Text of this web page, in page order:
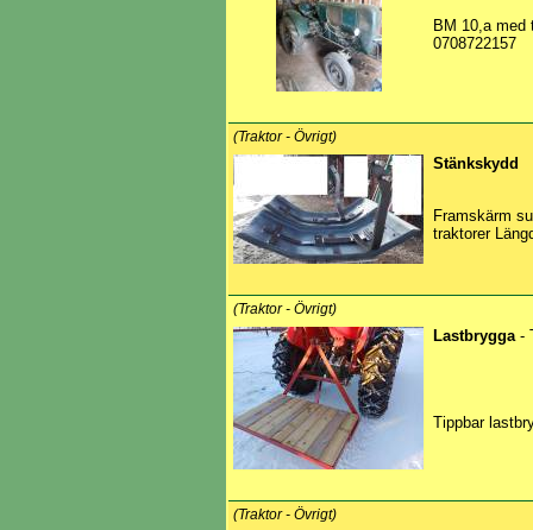
BM 10,a med
0708722157
(Traktor - Övrigt)
Stänkskydd
Framskärm
traktorer
(Traktor - Övrigt)
Lastbrygga-
Tippbar
(Traktor - Övrigt)